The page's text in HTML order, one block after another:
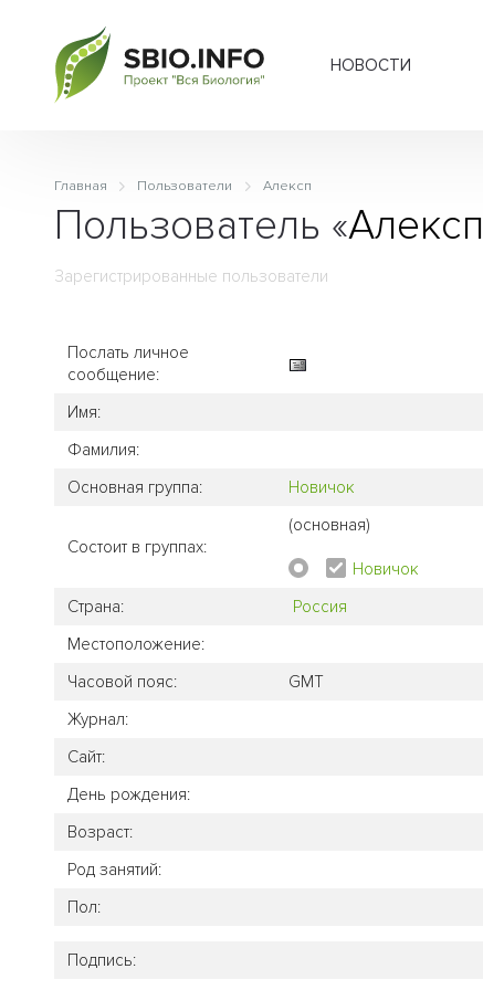
НОВОСТИ
Главная Пользователи Алексп
Пользователь «Алексп
Зарегистрированные пользователи
Послать личное
сообщение:
Имя:
Фамилия:
Основная группа:
Новичок
Состоит в группах:
(основная)
Новичок
Страна:
Россия
Местоположение:
Часовой пояс:
GMT
Журнал:
Сайт:
День рождения:
Возраст:
Род занятий:
Пол:
Подпись: